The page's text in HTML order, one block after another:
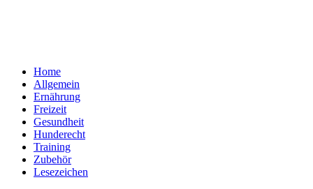
Home
Allgemein
Ernährung
Freizeit
Gesundheit
Hunderecht
Training
Zubehör
Lesezeichen